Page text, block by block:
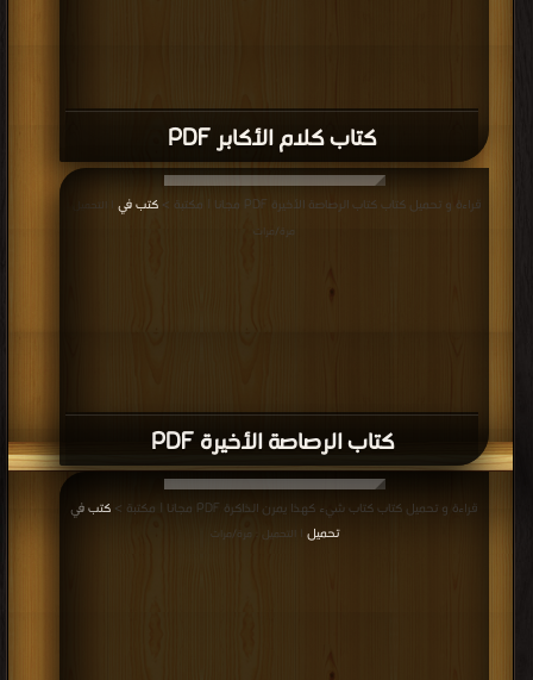
كتاب كلام الأكابر PDF
كتاب الرصاصة الأخيرة PDF
قراءة و تحميل كتاب كتاب الرصاصة الأخيرة PDF مجانا | مكتبة > كتب في
| التحميل :
مرة/مرات
قراءة و تحميل كتاب كتاب شيء كهذا يمرن الذاكرة PDF مجانا | مكتبة >
كتب في
تحميل
| التحميل : مرة/مرات